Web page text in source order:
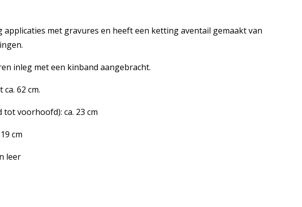
applicaties met gravures en heeft een ketting aventail gemaakt van
inleg met een kinband aangebracht.
62 cm.
voorhoofd): ca. 23 cm
cm
leer